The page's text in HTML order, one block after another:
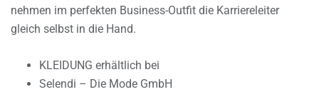
nehmen im perfekten Business-Outfit die Karriereleiter
gleich selbst in die Hand.
KLEIDUNG erhältlich bei
Selendi – Die Mode GmbH